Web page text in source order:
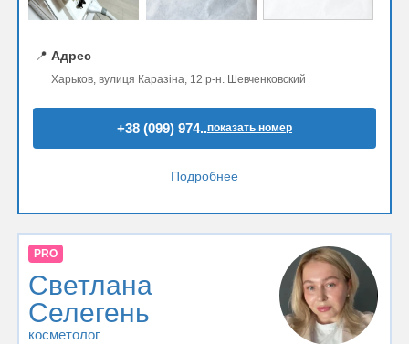
📍 Адрес
Харьков, вулиця Каразіна, 12 р-н. Шевченковский
+38 (099) 974..показать номер
Подробнее
PRO
Светлана
Селегень
косметолог